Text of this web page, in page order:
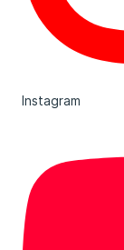
Instagram